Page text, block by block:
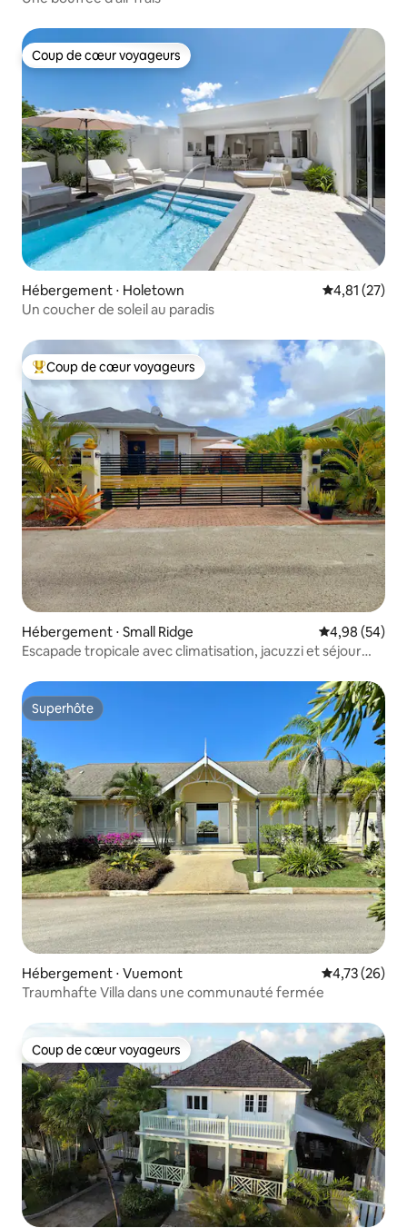
Coup de cœur voyageurs
Coup de cœur voyageurs
Hébergement ⋅ Holetown Évaluation
4,81 (27)
Un coucher de soleil au paradis
Coups de cœur voyageurs les plus appréciés
Coup de cœur voyageurs
Hébergement ⋅ Small Ridge Évaluation
4,98 (54)
Escapade tropicale avec climatisation, jacuzzi et séjour
Superhôte
Superhôte
Hébergement ⋅ Vuemont Évaluation
4,73 (26)
Traumhafte Villa dans une communauté fermée
Coup de cœur voyageurs
Coup de cœur voyageurs